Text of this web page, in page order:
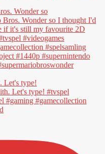
Wonder so
Let's type!